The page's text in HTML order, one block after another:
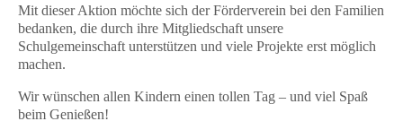
Mit dieser Aktion möchte sich der Förderverein bei den Familien
bedanken, die durch ihre Mitgliedschaft unsere
Schulgemeinschaft unterstützen und viele Projekte erst möglich
machen.
Wir wünschen allen Kindern einen tollen Tag – und viel Spaß
beim Genießen!